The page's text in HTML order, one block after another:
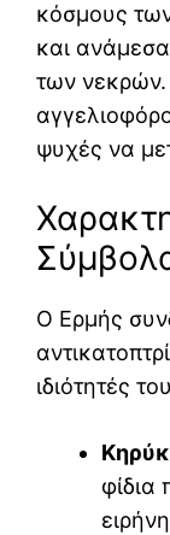
κόσμους
και
των νεκρών.
ψυχές να
Ο Ερμής
ιδιότητές
φίδια